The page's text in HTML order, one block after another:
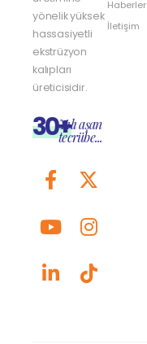
yönelik yüksek
hassasiyetli
ekstrüzyon
kalıpları
üreticisidir.
30+Yılı aşan
tecrübe...
Haberler
İletişim